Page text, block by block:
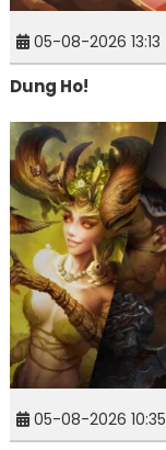
05-08-2026 13:13
Dung Ho!
05-08-2026 10:35